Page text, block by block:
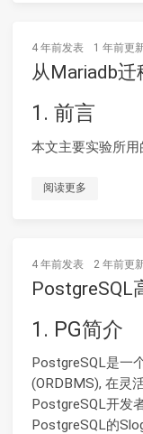
4 年前发表 1 年前更
从Mariadb
1. 前言
本文主要实验所用
阅读更多
4 年前发表 2 年前更
PostgreSQL
1. PG简介
PostgreSQL是一
(ORDBMS), 在灵
PostgreSQL开发
PostgreSQL的